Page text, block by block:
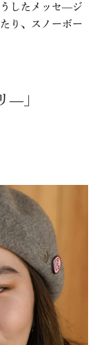
したメッセ―ジ
り、スノーボー
―」